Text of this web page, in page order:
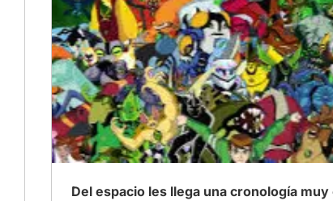
# BEN 10 # bendiez # cronologia
Del espacio les llega una cronología muy